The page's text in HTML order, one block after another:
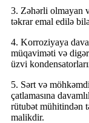
3. Zəhərli olmayan
təkrar emal edilə
4. Korroziyaya
müqaviməti və
üzvi
5. Sərt və
çatlamasına
rütubət mühitindən
malikdir.